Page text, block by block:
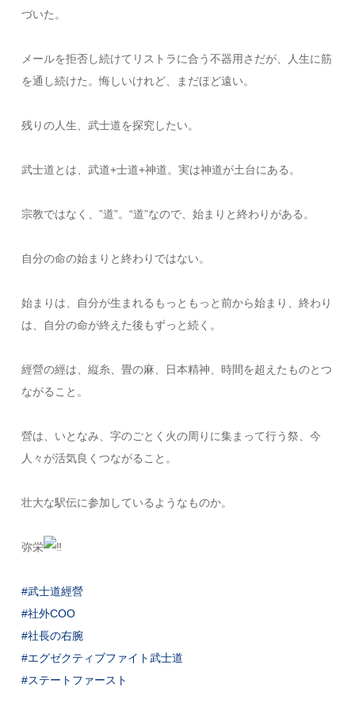
づいた。
メールを拒否し続けてリストラに合う不器用さだが、人生に筋
を通し続けた。悔しいけれど、まだほど遠い。
残りの人生、武士道を探究したい。
武士道とは、武道+士道+神道。実は神道が土台にある。
宗教ではなく、”道”。“道”なので、始まりと終わりがある。
自分の命の始まりと終わりではない。
始まりは、自分が生まれるもっともっと前から始まり、終わり
は、自分の命が終えた後もずっと続く。
經營の經は、縦糸、畳の麻、日本精神、時間を超えたものとつ
ながること。
營は、いとなみ、字のごとく火の周りに集まって行う祭、今
人々が活気良くつながること。
壮大な駅伝に参加しているようなものか。
弥栄
#武士道經營
#社外COO
#社長の右腕
#エグゼクティブファイト武士道
#ステートファースト